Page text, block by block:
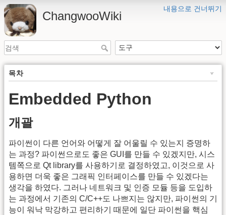
내용으로 건너뛰기
ChangwooWiki
목차
Embedded Python
개괄
파이썬이 다른 언어와 어떻게 잘 어울릴 수 있는지 증명하
는 과정? 파이썬으로도 좋은 GUI를 만들 수 있겠지만, 시스
템쪽으로 Qt library를 사용하기로 결정하였고, 이것으로 사
용하면 더욱 좋은 그래픽 인터페이스를 만들 수 있겠다는
생각을 하였다. 그러나 네트워크 및 인증 모듈 등을 도입하
는 과정에서 기존의 C/C++도 나쁘지는 않지만, 파이썬의 기
능이 워낙 막강하고 편리하기 때문에 일단 파이썬을 핵심